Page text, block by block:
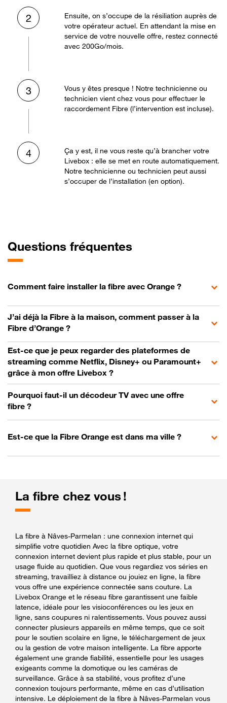
2
Ensuite, on s’occupe de la résiliation auprès de
votre opérateur actuel. En attendant la mise en
service de votre nouvelle offre, restez connecté
avec 200Go/mois.
3
Vous y êtes presque ! Notre technicienne ou
technicien vient chez vous pour effectuer le
raccordement Fibre (l’intervention est incluse).
4
Ça y est, il ne vous reste qu’à brancher votre
Livebox : elle se met en route automatiquement.
Notre technicienne ou technicien peut aussi
s’occuper de l’installation (en option).
Questions fréquentes
Comment faire installer la fibre avec Orange ?
J’ai déjà la Fibre à la maison, comment passer à la
Fibre d’Orange ?
Est-ce que je peux regarder des plateformes de
streaming comme Netflix, Disney+ ou Paramount+
grâce à mon offre Livebox ?
Pourquoi faut-il un décodeur TV avec une offre
fibre ?
Est-ce que la Fibre Orange est dans ma ville ?
La fibre chez vous !
La fibre à Nâves-Parmelan : une connexion internet qui
simplifie votre quotidien Avec la fibre optique, votre
connexion internet devient plus rapide et plus stable, pour un
usage fluide au quotidien. Que vous regardiez vos séries en
streaming, travailliez à distance ou jouiez en ligne, la fibre
vous offre une expérience connectée sans couture. La
Livebox Orange et le réseau fibre garantissent une faible
latence, idéale pour les visioconférences ou les jeux en
ligne, sans coupures ni ralentissements. Vous pouvez aussi
connecter plusieurs appareils en même temps, que ce soit
pour le soutien scolaire en ligne, le téléchargement de jeux
ou la gestion de votre maison intelligente. La fibre apporte
également une grande fiabilité, essentielle pour les usages
exigeants comme la domotique ou les caméras de
surveillance. Grâce à sa stabilité, vous profitez d’une
connexion toujours performante, même en cas d’utilisation
intensive. Le déploiement de la fibre à Nâves-Parmelan vous